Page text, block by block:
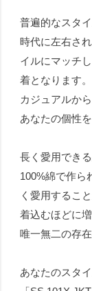
普遍的なスタ
時代に左右さ
イルにマッチ
着となります。
カジュアルか
あなたの個性
長く愛用でき
100%綿で作ら
く愛用するこ
着込むほどに
唯一無二の存
あなたのスタ